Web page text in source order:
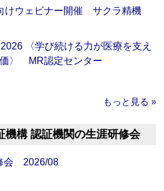
けウェビナー開催 サクラ精機
〈学び続ける力が医療を支え
〉 MR認定センター
もっと見る »
機構 認証機関の生涯研修会
会 2026/08